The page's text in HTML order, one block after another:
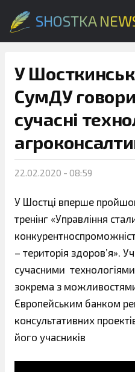
SHOSTKA
У
СумДУ
сучасні
22.02.2020 - 08:59
У Шостці вперше
тренінг «Управління
– територія здоров’я».
сучасними
зокрема з
Європейським банком
консультативних
його учасників